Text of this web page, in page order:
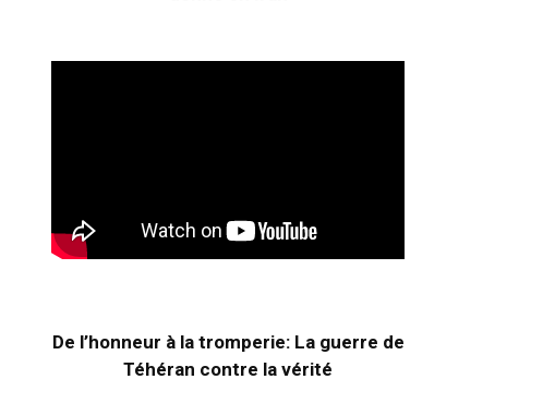
De l’honneur à la tromperie: La guerre de
Téhéran contre la vérité